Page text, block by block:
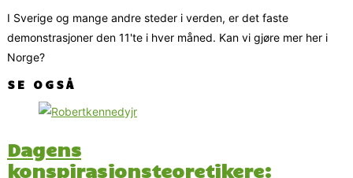
I Sverige og mange andre steder i verden, er det faste
demonstrasjoner den 11'te i hver måned. Kan vi gjøre mer her i
Norge?
SE OGSÅ
Dagens
konspirasjonsteoretikere: